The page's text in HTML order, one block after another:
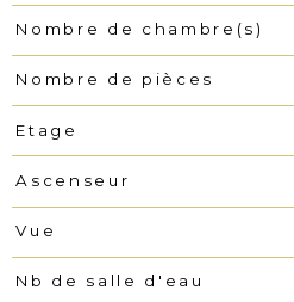
Nombre de chambre(s)
Nombre de pièces
Etage
Ascenseur
Vue
Nb de salle d'eau